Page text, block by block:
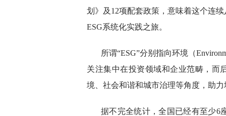
划》及12项配套政策，意味着这个连
ESG系统化实践之旅。
所谓“ESG”分别指向环境（
关注集中在投资领域和企业范畴，而
境、社会和谐和城市治理等角度，助
据不完全统计，全国已经有至少6